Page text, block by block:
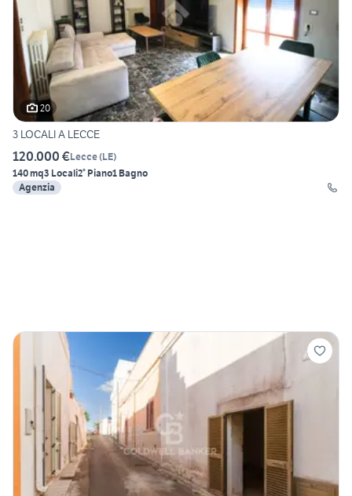
20
3 LOCALI A LECCE
120.000 €Lecce(LE)
140 mq3 Locali2° Piano1 Bagno
Agenzia